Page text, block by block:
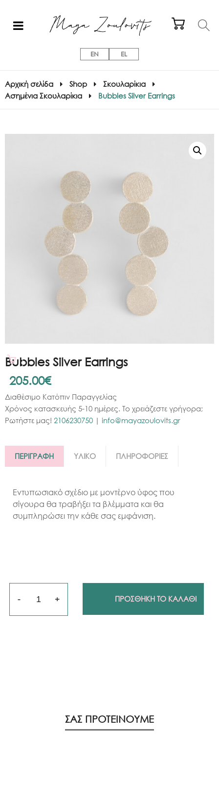
EN EL
Αρχική σελίδα Shop
Σκουλαρίκια
Ασημένια Σκουλαρίκια
Bubbles Silver Earrings
Bubbles Silver Earrings
205.00€
Διαθέσιμο Κατόπιν Παραγγελίας
Χρόνος κατασκευής 5-10 ημέρες. Το χρειάζεστε γρήγορα;
Ρωτήστε μας! 2106230750 | info@mayazoulovits.gr
ΠΕΡΙΓΡΑΦΗ ΥΛΙΚΟ ΠΛΗΡΟΦΟΡΙΕΣ
Εντυπωσιακό σχέδιο με μοντέρνο ύφος που
σίγουρα θα τραβήξει τα βλέμματα και θα
συμπληρώσει την κάθε σας εμφάνιση.
Ποσότητα ΠΡΟΣΘΗΚΗ ΤΟ ΚΑΛΑΘΙ
ΣΑΣ ΠΡΟΤΕΙΝΟΥΜΕ